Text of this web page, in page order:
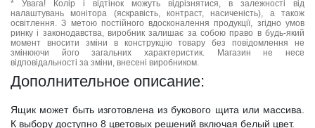
* Увага! Колір і відтінок можуть відрізнятися, в залежності від
налаштувань монітора (яскравість, контраст, насиченість), а також
освітлення. З метою постійного вдосконалення продукції, згідно умов
ринку і законодавства, виробник залишає за собою право в будь-який
момент вносити зміни в конструкцію товару без повідомлення не
змінюючи його загальних характеристик. Магазин не несе
відповідальності за зміни, внесені виробником.
Дополнительное описание:
Ящик может быть изготовлена из букового щита или массива.
К выбору доступно 8 цветовых решений включая белый цвет.